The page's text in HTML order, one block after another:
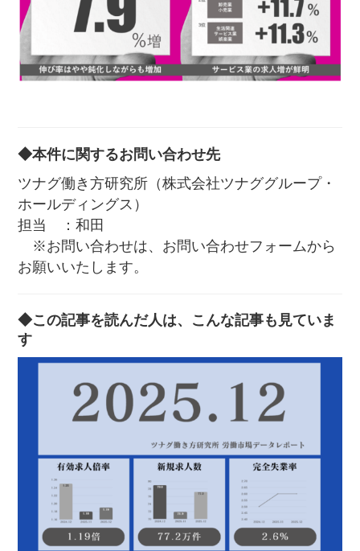
◆本件に関するお問い合わせ先
ツナグ働き方研究所（株式会社ツナググループ・
ホールディングス）
担当 ：和田
※お問い合わせは、お問い合わせフォームから
お願いいたします。
◆この記事を読んだ人は、こんな記事も見ていま
す